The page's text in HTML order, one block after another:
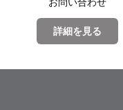
お問い合わせ
詳細を見る